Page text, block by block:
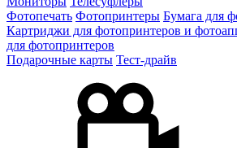
Фотопечать Фотопринтеры Бумага для
Картриджи для фотопринтеров и
для фотопринтеров
Подарочные карты Тест-драйв